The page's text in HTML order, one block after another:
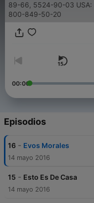
89-66, 5524-90-03 USA: 1-866-
800-849-50-20
00:00
Episodios
16 - Evos Morales
14 mayo 2016
15 - Esto Es De Casa
14 mayo 2016